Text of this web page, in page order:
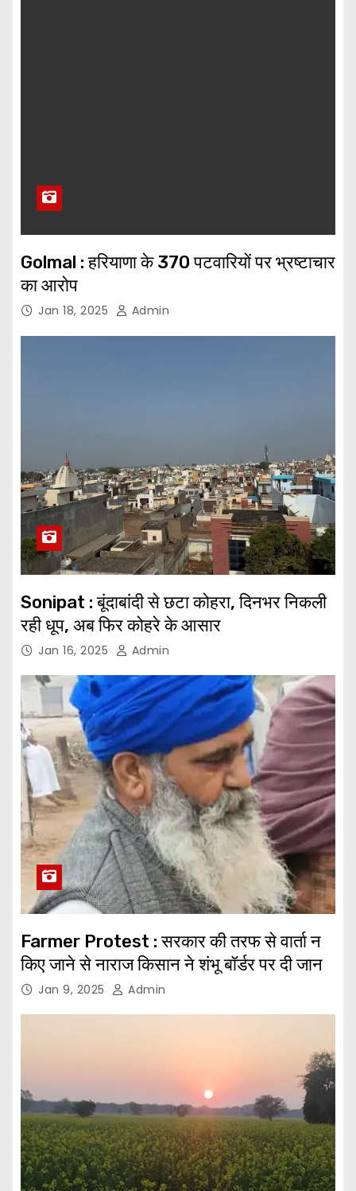
Golmal : हरियाणा के 370 पटवारियों पर भ्रष्टाचार
का आरोप
Jan 18, 2025 Admin
Sonipat : बूंदाबांदी से छटा कोहरा, दिनभर निकली
रही धूप, अब फिर कोहरे के आसार
Jan 16, 2025 Admin
Farmer Protest : सरकार की तरफ से वार्ता न
किए जाने से नाराज किसान ने शंभू बॉर्डर पर दी जान
Jan 9, 2025 Admin